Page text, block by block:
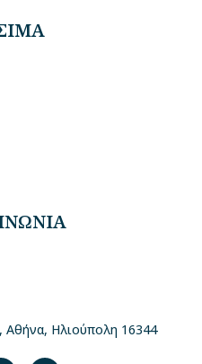
Αθήνα, Ηλιούπολη 16344